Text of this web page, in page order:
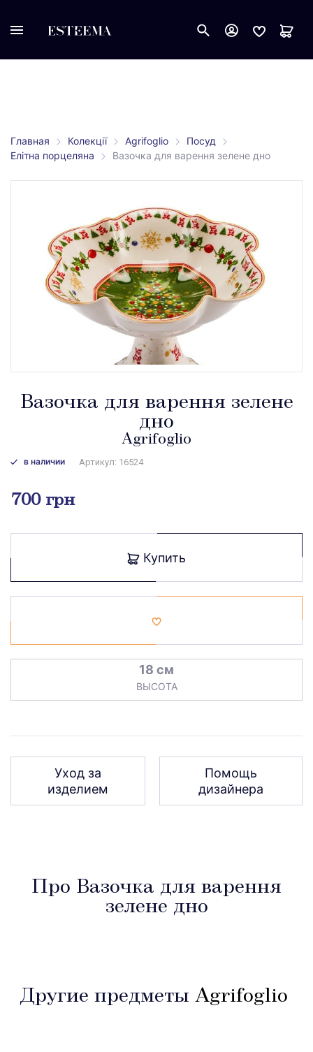
Главная Колекції Agrifoglio
Посуд
Елітна порцеляна
Вазочка для варення зелене дно
Вазочка для варення зелене
дно
Agrifoglio
в наличии Артикул: 16524
18 см
ВЫСОТА
700 грн
Купить
Уход за
изделием
Помощь
дизайнера
Про Вазочка для варення
зелене дно
Другие предметы Agrifoglio